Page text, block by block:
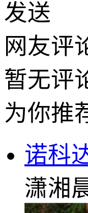
发送
网友评
暂无评
为你推
诺科
潇湘